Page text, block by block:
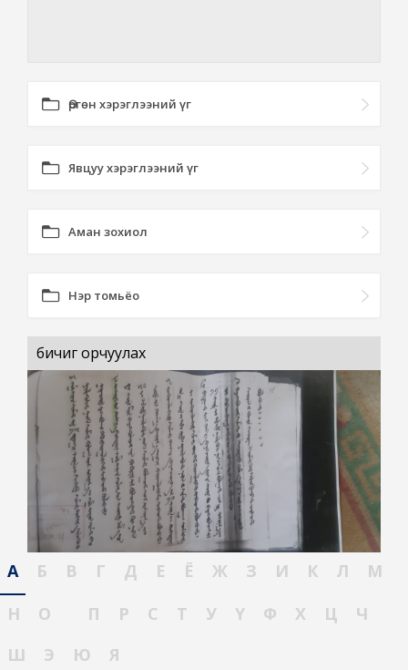
Өргөн хэрэглээний үг
Явцуу хэрэглээний үг
Аман зохиол
Нэр томьёо
бичиг орчуулах
А Б В Г Д Е Ё Ж З И К Л
М
Н
О П Р С Т У Ү Ф Х Ц
Ч
Ш
Э Ю Я